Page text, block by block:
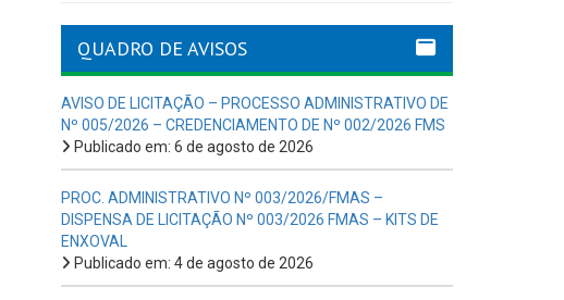
QUADRO DE AVISOS
AVISO DE LICITAÇÃO – PROCESSO ADMINISTRATIVO DE
Nº 005/2026 – CREDENCIAMENTO DE Nº 002/2026 FMS
Publicado em: 6 de agosto de 2026
PROC. ADMINISTRATIVO Nº 003/2026/FMAS –
DISPENSA DE LICITAÇÃO Nº 003/2026 FMAS – KITS DE
ENXOVAL
Publicado em: 4 de agosto de 2026